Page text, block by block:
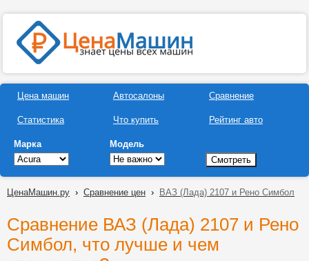
Цена машин
Статистика
Автосалоны
Что купить
Сравнение
Рейтинг авто
Марка Модель
ЦенаМашин.ру › Сравнение цен › ВАЗ (Лада) 2107 и Рено Симбол
Сравнение ВАЗ (Лада) 2107 и Рено
Симбол, что лучше и чем